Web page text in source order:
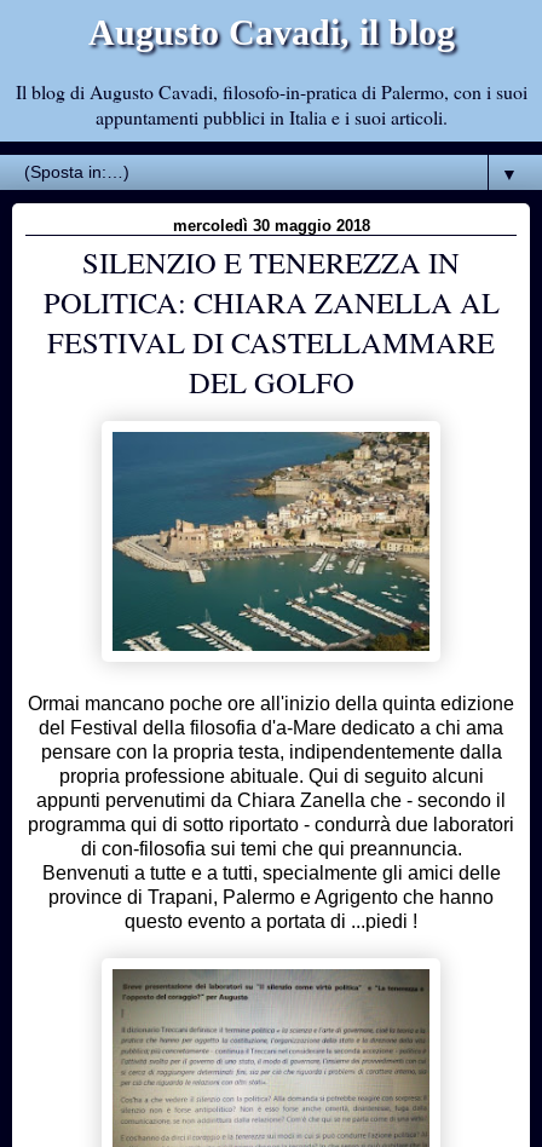
Augusto Cavadi, il blog
Il blog di Augusto Cavadi, filosofo-in-pratica di Palermo, con i suoi
appuntamenti pubblici in Italia e i suoi articoli.
▼
mercoledì 30 maggio 2018
SILENZIO E TENEREZZA IN
POLITICA: CHIARA ZANELLA AL
FESTIVAL DI CASTELLAMMARE
DEL GOLFO
Ormai mancano poche ore all'inizio della quinta edizione
del Festival della filosofia d'a-Mare dedicato a chi ama
pensare con la propria testa, indipendentemente dalla
propria professione abituale. Qui di seguito alcuni
appunti pervenutimi da Chiara Zanella che - secondo il
programma qui di sotto riportato - condurrà due laboratori
di con-filosofia sui temi che qui preannuncia.
Benvenuti a tutte e a tutti, specialmente gli amici delle
province di Trapani, Palermo e Agrigento che hanno
questo evento a portata di ...piedi !